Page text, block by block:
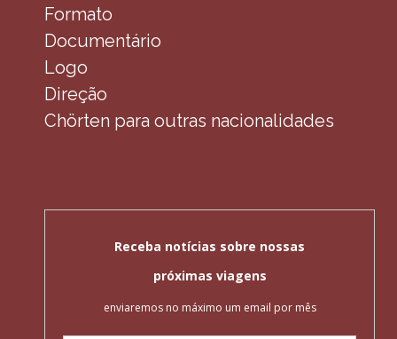
Formato
Documentário
Logo
Direção
Chörten para outras nacionalidades